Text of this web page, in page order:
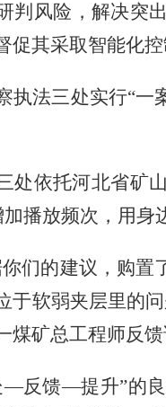
判风险，解决突
促其采取智能化
执法三处实行“一
处依托河北省矿
播放频次，用身
们的建议，购
于软弱夹层里的
煤矿总工程师反
—反馈—提升”的